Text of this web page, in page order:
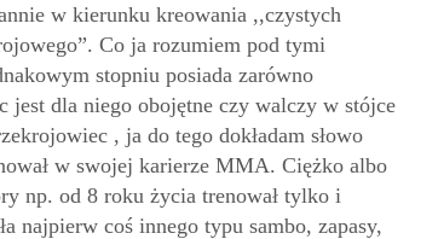
w kierunku kreowania ,,czystych
Co ja rozumiem pod tymi
stopniu posiada zarówno
dla niego obojętne czy walczy w stójce
, ja do tego dokładam słowo
w swojej karierze MMA. Ciężko albo
np. od 8 roku życia trenował tylko i
najpierw coś innego typu sambo, zapasy,